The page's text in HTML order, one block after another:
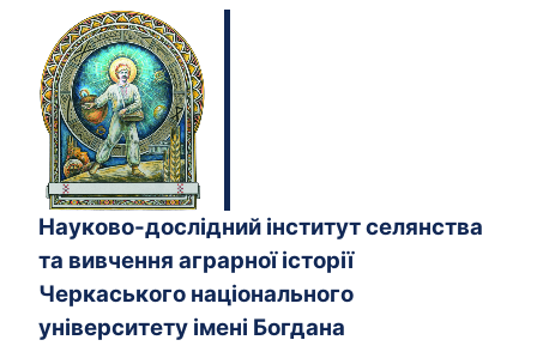
Науково-дослідний інститут селянства
та вивчення аграрної історії
Черкаського національного
університету імені Богдана